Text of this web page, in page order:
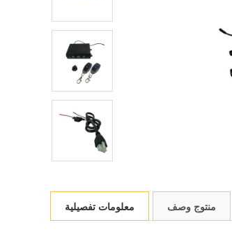
معلومات تفصيلية منتوج وصف